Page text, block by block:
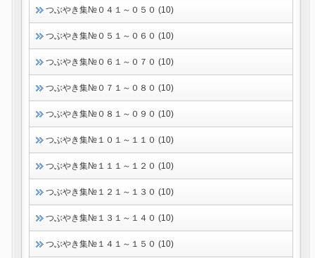
つぶやき集№０４１～０５０ (10)
つぶやき集№０５１～０６０ (10)
つぶやき集№０６１～０７０ (10)
つぶやき集№０７１～０８０ (10)
つぶやき集№０８１～０９０ (10)
つぶやき集№１０１～１１０ (10)
つぶやき集№１１１～１２０ (10)
つぶやき集№１２１～１３０ (10)
つぶやき集№１３１～１４０ (10)
つぶやき集№１４１～１５０ (10)